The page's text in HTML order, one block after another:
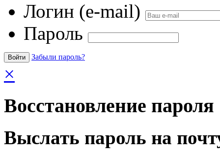
Логин (e-mail)
Пароль
Забыли пароль?
×
Восстановление пароля
Выслать пароль на